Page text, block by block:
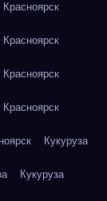
Красноярск
Красноярск
Красноярск
Красноярск
Кукуруза
Кукуруза